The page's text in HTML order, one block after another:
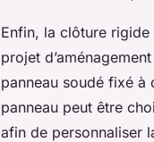
Enfin, la clôture
projet
panneau soudé fixé à
panneau peut être
afin de personnaliser